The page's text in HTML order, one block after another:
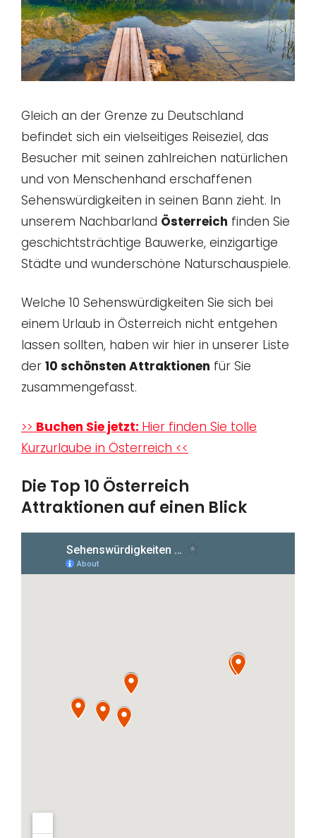
Gleich an der Grenze zu Deutschland
befindet sich ein vielseitiges Reiseziel, das
Besucher mit seinen zahlreichen natürlichen
und von Menschenhand erschaffenen
Sehenswürdigkeiten in seinen Bann zieht. In
unserem Nachbarland Österreich finden Sie
geschichtsträchtige Bauwerke, einzigartige
Städte und wunderschöne Naturschauspiele.
Welche 10 Sehenswürdigkeiten Sie sich bei
einem Urlaub in Österreich nicht entgehen
lassen sollten, haben wir hier in unserer Liste
der 10 schönsten Attraktionen für Sie
zusammengefasst.
>> Buchen Sie jetzt: Hier finden Sie tolle
Kurzurlaube in Österreich <<
Die Top 10 Österreich
Attraktionen auf einen Blick